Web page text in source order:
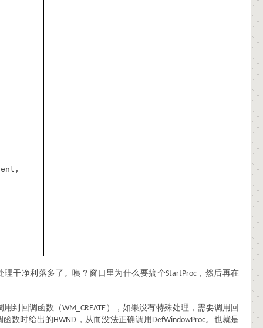
理干净利落多了。咦？窗口里为什么要搞个StartProc，然后再在
用到回调函数（WM_CREATE ），如果没有特殊处理，需要调用回
函数时给出的HWND ，从而没法正确调用 DefWindowProc。也就是